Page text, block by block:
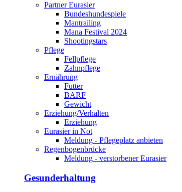
Partner Eurasier
Bundeshundespiele
Mantrailing
Mana Festival 2024
Shootingstars
Pflege
Fellpflege
Zahnpflege
Ernährung
Futter
BARF
Gewicht
Erziehung/Verhalten
Erziehung
Eurasier in Not
Meldung - Pflegeplatz anbieten
Regenbogenbrücke
Meldung - verstorbener Eurasier
Gesunderhaltung